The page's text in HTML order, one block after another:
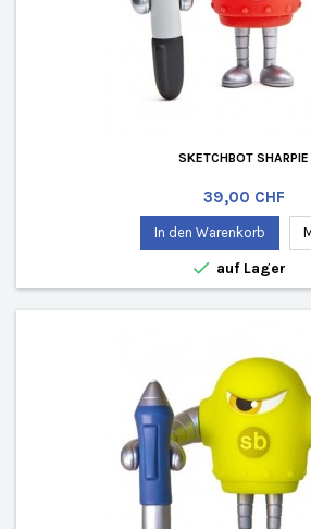
SKETCHBOT SHARPIE
Preis
39,00 CHF
In den Warenkorb
 auf Lager